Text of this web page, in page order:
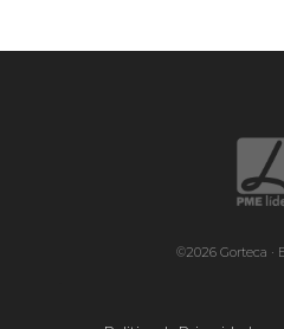
©2026 Gorteca ·